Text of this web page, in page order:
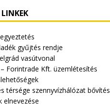
LINKEK
gyűjtés rendje
vasútvonal
Forintrade Kft. üzemlétesítés
térsége szennyvízhálózat bővítés
elnevezése